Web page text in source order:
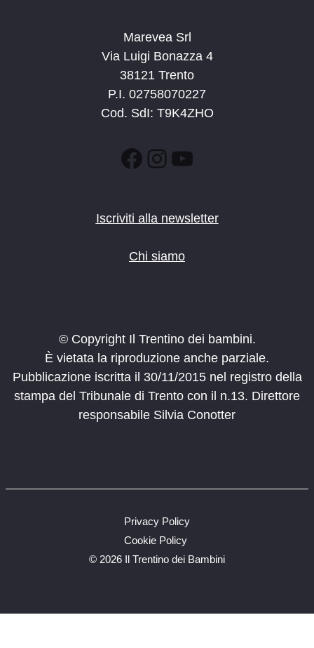
Marevea Srl
Via Luigi Bonazza 4
38121 Trento
P.I. 02758070227
Cod. SdI: T9K4ZHO
Facebook
Instagram
YouTube
Iscriviti alla newsletter
Chi siamo
© Copyright Il Trentino dei bambini.
È vietata la riproduzione anche parziale.
Pubblicazione iscritta il 30/11/2015 nel registro della
stampa del Tribunale di Trento con il n.13. Direttore
responsabile Silvia Conotter
© 2026 Il Trentino dei Bambini
Privacy Policy
Cookie Policy